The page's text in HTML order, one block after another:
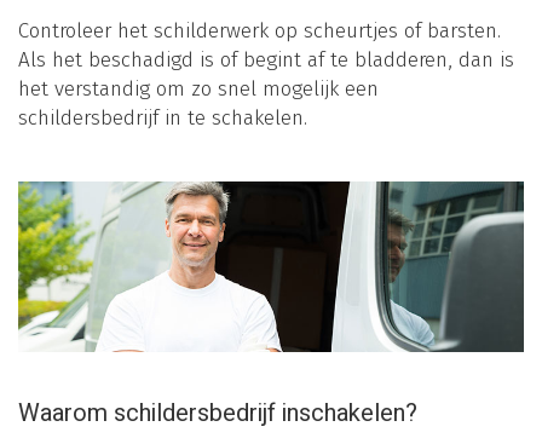
Controleer het schilderwerk op scheurtjes of barsten.
Als het beschadigd is of begint af te bladderen, dan is
het verstandig om zo snel mogelijk een
schildersbedrijf in te schakelen.
Waarom schildersbedrijf inschakelen?